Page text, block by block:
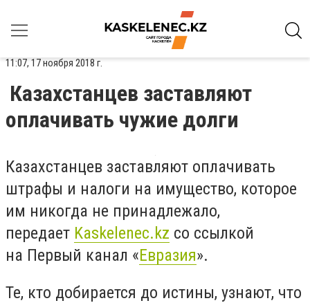
11:07, 17 ноября 2018 г.
Казахстанцев заставляют
оплачивать чужие долги
Казахстанцев заставляют оплачивать
штрафы и налоги на имущество, которое
им никогда не принадлежало,
передает Kaskelenec.kz со ссылкой
на Первый канал «Евразия».
Те, кто добирается до истины, узнают, что